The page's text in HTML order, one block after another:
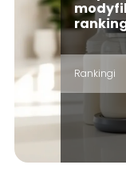
Rankingi